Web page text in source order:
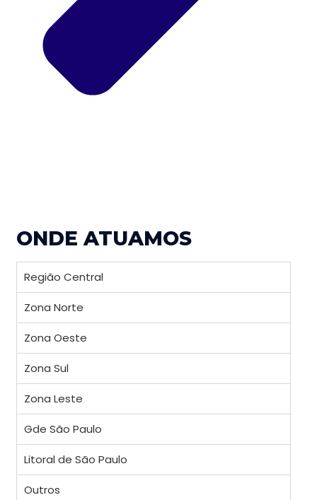
ONDE ATUAMOS
Região Central
Zona Norte
Zona Oeste
Zona Sul
Zona Leste
Gde São Paulo
Litoral de São Paulo
Outros